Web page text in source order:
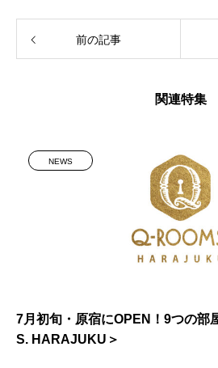
前の記事
関連特集
NEWS
7月初旬・原宿にOPEN！9つの部
S. HARAJUKU＞